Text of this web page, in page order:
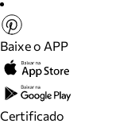
Baixe o APP
Certificado